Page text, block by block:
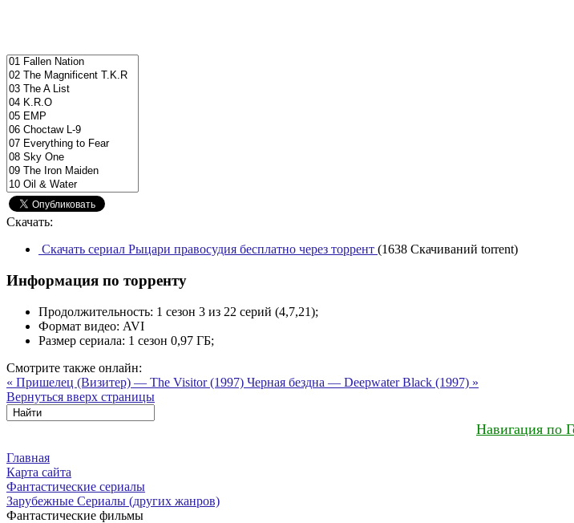
Скачать:
Скачать сериал Рыцари правосудия бесплатно через торрент (1638 Скачиваний torrent)
Информация по торренту
Продолжительность: 1 сезон 3 из 22 серий (4,7,21);
Формат видео: AVI
Размер сериала: 1 сезон 0,97 ГБ;
Смотрите также онлайн:
« Пришелец (Визитер) — The Visitor (1997) Черная бездна — Deepwater Black (1997) »
Вернуться вверх страницы
Навигация по
Главная
Карта сайта
Фантастические сериалы
Зарубежные Сериалы (других жанров)
Фантастические фильмы